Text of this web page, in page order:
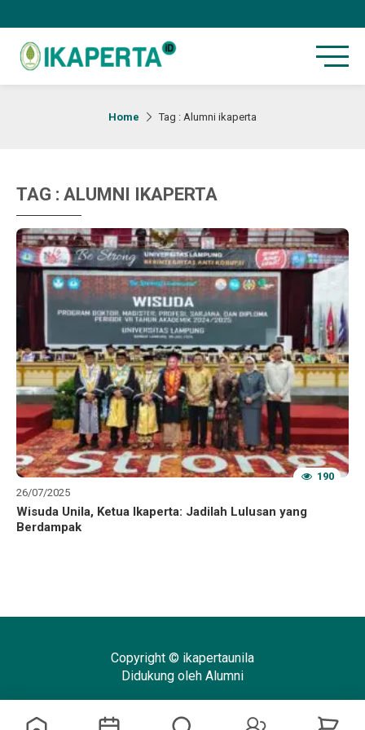
Home Tag : Alumni ikaperta
TAG : ALUMNI IKAPERTA
26/07/2025
190
Wisuda Unila, Ketua Ikaperta: Jadilah Lulusan yang
Berdampak
Copyright © ikapertaunila
Didukung oleh Alumni